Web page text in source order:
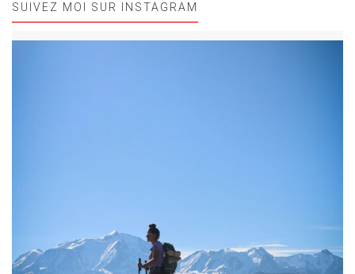
SUIVEZ MOI SUR INSTAGRAM